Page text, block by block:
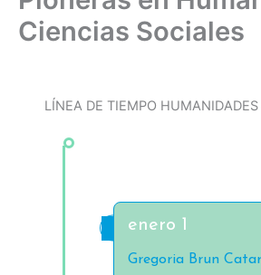
Ciencias Sociales
LÍNEA DE TIEMPO HUMANIDADES
Gregoria Brun
enero 1